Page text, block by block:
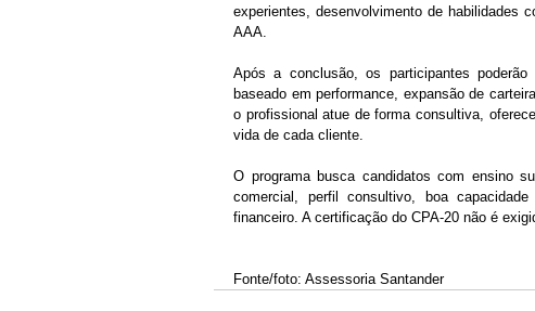
experientes, desenvolvimento de habilidades
AAA.
Após a conclusão, os participantes
baseado em performance, expansão de
o profissional atue de forma consultiva,
vida de cada cliente.
O programa busca candidatos com ensino
comercial, perfil consultivo, boa
financeiro. A certificação do CPA-20 não é
Fonte/foto: Assessoria Santander